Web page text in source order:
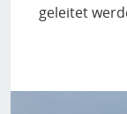
geleitet